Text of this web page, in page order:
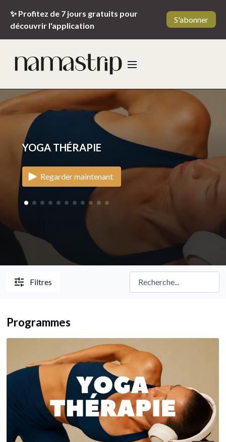
✨ Profitez de 7 jours gratuits pour
découvrir l'application
S'abonner
YOGA THÉRAPIE
Regarder maintenant
Filtres
Programmes